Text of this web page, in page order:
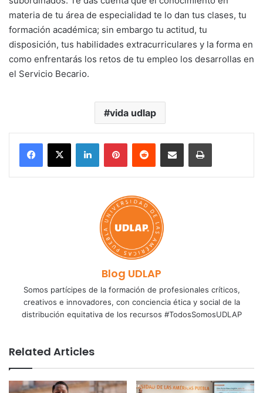
materia de tu área de especialidad te lo dan tus clases, tu
formación académica; sin embargo tu actitud, tu
disposición, tus habilidades extracurriculares y la forma en
como enfrentarás los retos de tu empleo los desarrollas en
el Servicio Becario.
vida udlap
LinkedInPinterestReddit Share via Email Print
Blog UDLAP
Somos partícipes de la formación de profesionales críticos,
creativos e innovadores, con conciencia ética y social de la
distribución equitativa de los recursos #TodosSomosUDLAP
Related Articles